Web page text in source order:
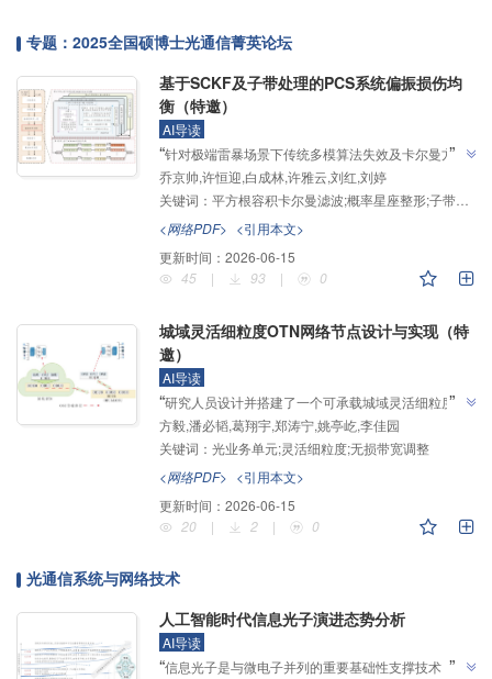
专题：2025全国硕博士光通信菁英论坛
基于SCKF及子带处理的PCS系统偏振损伤均
衡（特邀）
AI导读
“针对极端雷暴场景下传统多模算法失效及卡尔曼方案
复杂度过高的问题，介绍了一种融合低复杂度平方根容
积卡尔曼滤波与子带处理的两阶段偏振损伤均衡方案，
该方案在显著降低复杂度的同时，保持了优异的偏振损
伤联合均衡能力与抗噪性能，为极端场景下的偏振损伤
均衡提供了一种可靠的解决方案。
”
乔京帅,许恒迎,白成林,许雅云,刘红,刘婷
关键词： 平方根容积卡尔曼滤波;概率星座整形;子带处理;最小均方算法
<网络PDF> <引用本文>
更新时间： 2026-06-15
45
| 93 | 0
城域灵活细粒度OTN网络节点设计与实现（特
邀）
AI导读
“研究人员设计并搭建了一个可承载城域灵活细粒度业
务的OTN网络节点，介绍了其在光通信领域的研究进
展，该团队实现了OSU层级的细粒度业务承载并优化
了编码方案，为提升带宽资源利用率和业务灵活性提供
了新方案。 ”
”
方毅,潘必韬,葛翔宇,郑涛宁,姚亭屹,李佳园
关键词： 光业务单元;灵活细粒度;无损带宽调整
<网络PDF> <引用本文>
更新时间： 2026-06-15
20
| 2 | 0
光通信系统与网络技术
人工智能时代信息光子演进态势分析
AI导读
“信息光子是与微电子并列的重要基础性支撑技术，介
”